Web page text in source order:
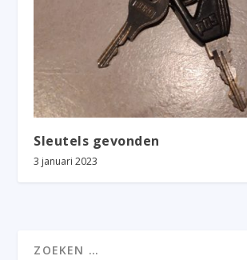
Sleutels gevonden
3 januari 2023